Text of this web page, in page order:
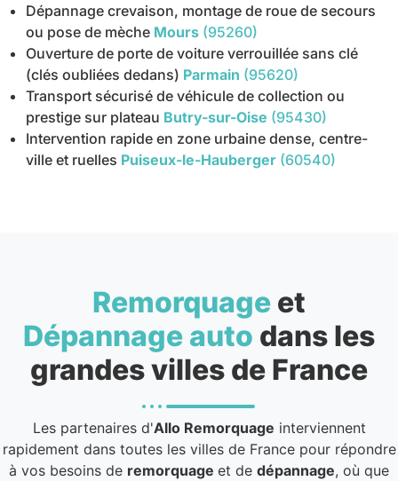
Dépannage crevaison, montage de roue de secours
ou pose de mèche Mours (95260)
Ouverture de porte de voiture verrouillée sans clé
(clés oubliées dedans) Parmain (95620)
Transport sécurisé de véhicule de collection ou
prestige sur plateau Butry-sur-Oise (95430)
Intervention rapide en zone urbaine dense, centre-
ville et ruelles Puiseux-le-Hauberger (60540)
Remorquage et
Dépannage auto dans les
grandes villes de France
Les partenaires d'Allo Remorquage interviennent
rapidement dans toutes les villes de France pour répondre
à vos besoins de remorquage et de dépannage, où que